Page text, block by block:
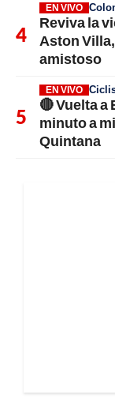
EN VIVO
Reviva la
Aston
amistoso
EN VIVO
🔴 Vuelta a
minuto a
Quintana